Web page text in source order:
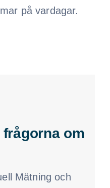
på vardagar.
om
Mätning och